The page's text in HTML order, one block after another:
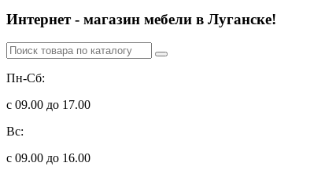
Интернет - магазин мебели в Луганске!
Пн-Сб:
с 09.00 до 17.00
Вс:
с 09.00 до 16.00